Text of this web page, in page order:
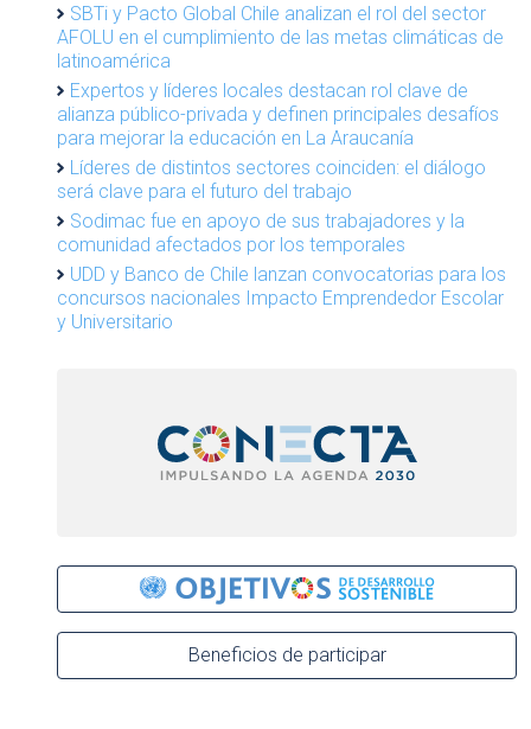
SBTi y Pacto Global Chile analizan el rol del sector
AFOLU en el cumplimiento de las metas climáticas de
latinoamérica
Expertos y líderes locales destacan rol clave de
alianza público-privada y definen principales desafíos
para mejorar la educación en La Araucanía
Líderes de distintos sectores coinciden: el diálogo
será clave para el futuro del trabajo
Sodimac fue en apoyo de sus trabajadores y la
comunidad afectados por los temporales
UDD y Banco de Chile lanzan convocatorias para los
concursos nacionales Impacto Emprendedor Escolar
y Universitario
Beneficios de participar